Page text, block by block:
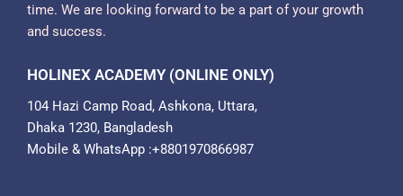
time. We are looking forward to be a part of your growth
and success.
HOLINEX ACADEMY (ONLINE ONLY)
104 Hazi Camp Road, Ashkona, Uttara,
Dhaka 1230, Bangladesh
Mobile & WhatsApp :+8801970866987